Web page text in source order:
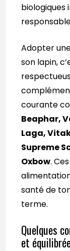
biologiques
Adopter
son lapin,
courante
Beaphar,
Laga,
Supreme
Oxbow.
santé de
terme.
Quelques
et